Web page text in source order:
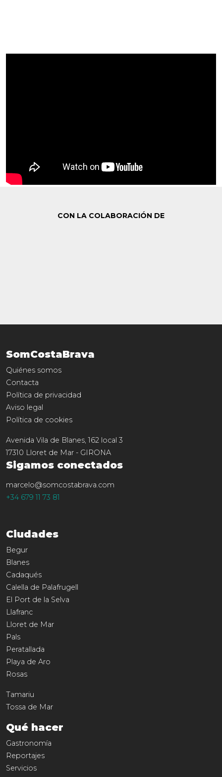
CON LA COLABORACIÓN DE
SomCostaBrava
Quiénes somos
Contacta
Política de privacidad
Aviso legal
Política de cookies
Avenida Vila de Blanes, 162 local 3
17310 Lloret de Mar - GIRONA
Sigamos conectados
marcelo@somcostabrava.com
+34 679 11 73 81
Ciudades
Begur
Blanes
Cadaqués
Calella de Palafrugell
El Port de la Selva
Llafranc
Lloret de Mar
Pals
Peratallada
Playa de Aro
Rosas
Tamariu
Tossa de Mar
Qué hacer
Gastronomía
Reportajes
Servicios